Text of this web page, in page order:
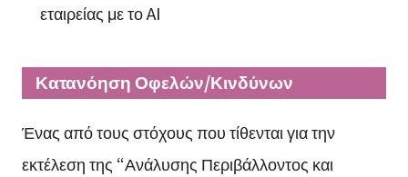
εταιρείας με το AI
Κατανόηση Οφελών/Κινδύνων
Ένας από τους στόχους που τίθενται για την
εκτέλεση της “Ανάλυσης Περιβάλλοντος και